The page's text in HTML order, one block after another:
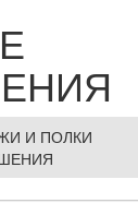
И ПОЛКИ